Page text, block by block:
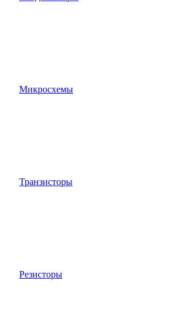
Микросхемы
Транзисторы
Резисторы